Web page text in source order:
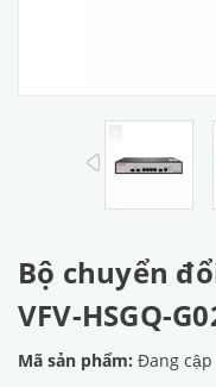
prev
Bộ chuyển
VFV-HSGQ-
Mã sản phẩm: Đang